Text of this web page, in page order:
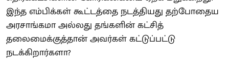
இந்த எம்பிக்கள் கூட்டத்தை நடத்தியது தற்போதைய
அரசாங்கமா அல்லது தங்களின் கட்சித்
தலைமைக்குத்தான் அவர்கள் கட்டுப்பட்டு
நடக்கிறார்களா?